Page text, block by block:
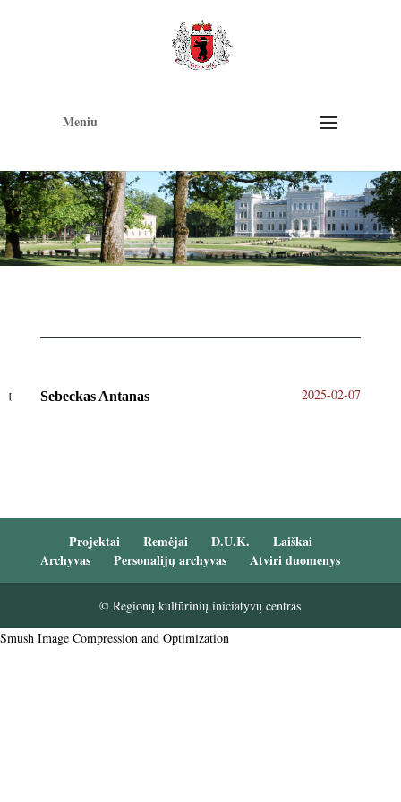
Meniu
Sebeckas Antanas 2025-02-07
Projektai Remėjai D.U.K.
Laiškai
Archyvas
Personalijų archyvas Atviri duomenys
© Regionų kultūrinių iniciatyvų centras
Smush Image Compression and Optimization